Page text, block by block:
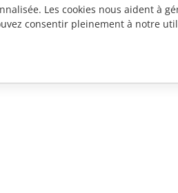
Les cookies nous aident à
consentir pleinement à notre